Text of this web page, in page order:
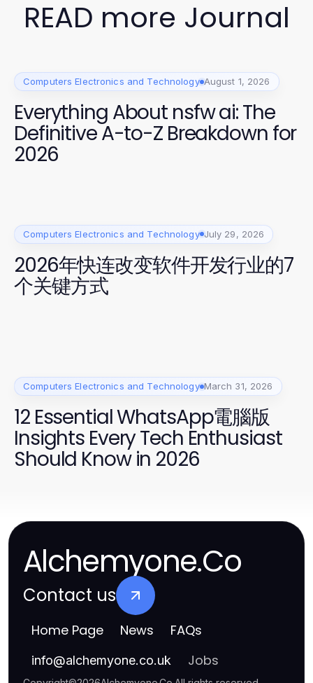
READ more Journal
Computers Electronics and Technology August 1, 2026
Everything About nsfw ai: The
Definitive A-to-Z Breakdown for
2026
Computers Electronics and Technology July 29, 2026
2026年快连改变软件开发行业的7
个关键方式
Computers Electronics and Technology March 31, 2026
12 Essential WhatsApp電腦版
Insights Every Tech Enthusiast
Should Know in 2026
Alchemyone.Co
Contact us
Home Page News FAQs
info@alchemyone.co.uk Jobs